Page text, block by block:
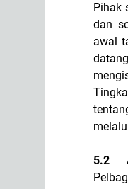
Pihak
dan
awal
5.2